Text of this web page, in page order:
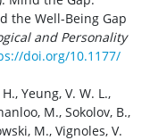
the Well-Being Gap
and Personality
doi.org/10.1177/
Yeung, V. W. L.,
M., Sokolov, B.,
M., Vignoles, V.